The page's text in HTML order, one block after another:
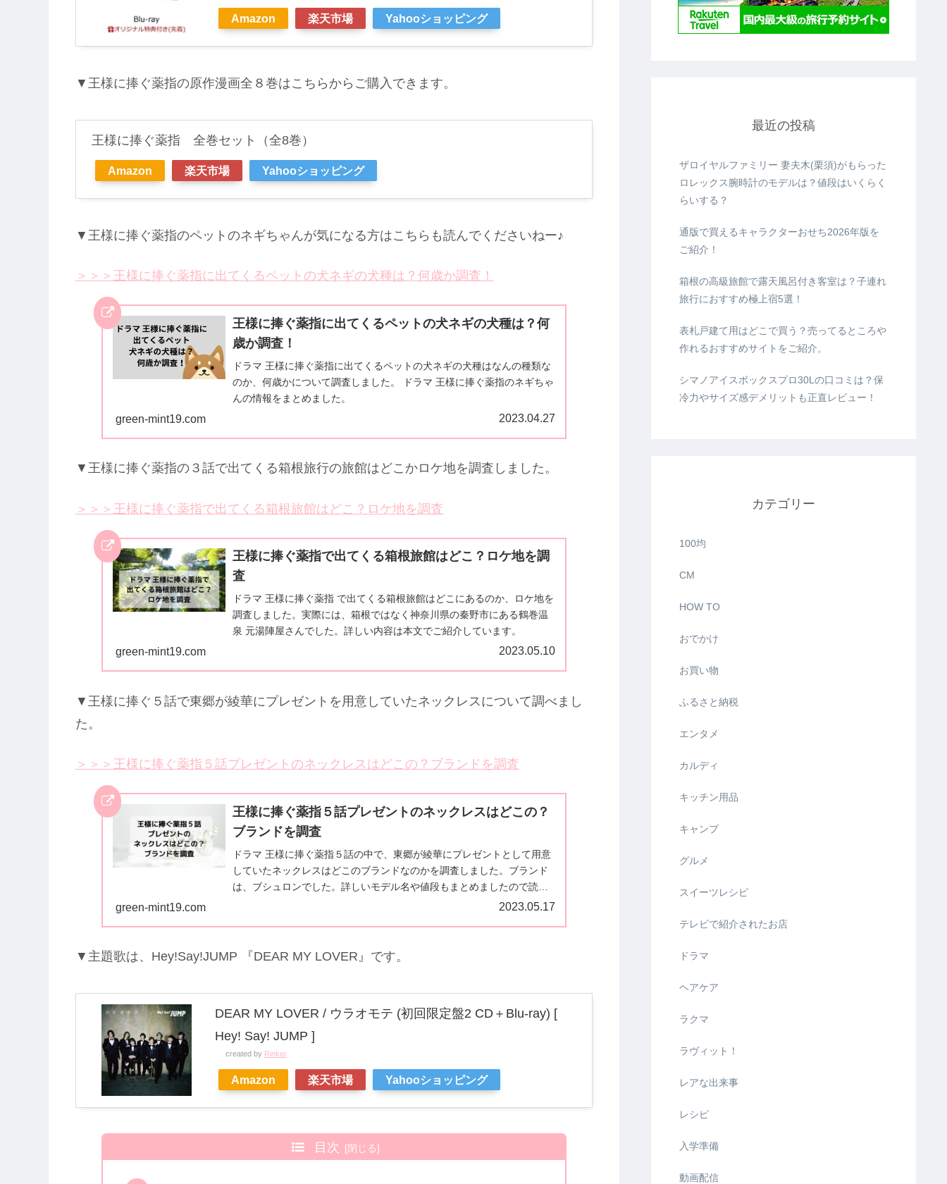
Amazon 楽天市場 Yahooショッピング
▼王様に捧ぐ薬指の原作漫画全８巻はこちらからご購入できます。
王様に捧ぐ薬指 全巻セット（全8巻）
Amazon 楽天市場 Yahooショッピング
▼王様に捧ぐ薬指のペットのネギちゃんが気になる方はこちらも読んでくださいねー♪
＞＞＞王様に捧ぐ薬指に出てくるペットの犬ネギの犬種は？何歳か調査！
王様に捧ぐ薬指に出てくるペットの犬ネギの犬種は？何
歳か調査！
ドラマ 王様に捧ぐ薬指に出てくるペットの犬ネギの犬種はなんの種類な
のか、何歳かについて調査しました。 ドラマ 王様に捧ぐ薬指のネギちゃ
んの情報をまとめました。
green-mint19.com 2023.04.27
▼王様に捧ぐ薬指の３話で出てくる箱根旅行の旅館はどこかロケ地を調査しました。
＞＞＞王様に捧ぐ薬指で出てくる箱根旅館はどこ？ロケ地を調査
王様に捧ぐ薬指で出てくる箱根旅館はどこ？ロケ地を調
査
ドラマ 王様に捧ぐ薬指 で出てくる箱根旅館はどこにあるのか、ロケ地を
調査しました。実際には、箱根ではなく神奈川県の秦野市にある鶴巻温
泉 元湯陣屋さんでした。詳しい内容は本文でご紹介しています。
green-mint19.com 2023.05.10
▼王様に捧ぐ５話で東郷が綾華にプレゼントを用意していたネックレスについて調べまし
た。
＞＞＞王様に捧ぐ薬指５話プレゼントのネックレスはどこの？ブランドを調査
王様に捧ぐ薬指５話プレゼントのネックレスはどこの？
ブランドを調査
ドラマ 王様に捧ぐ薬指５話の中で、東郷が綾華にプレゼントとして用意
していたネックレスはどこのブランドなのかを調査しました。ブランド
は、ブシュロンでした。詳しいモデル名や値段もまとめましたので読ん
green-mint19.com 2023.05.17
▼主題歌は、Hey!Say!JUMP 『DEAR MY LOVER』です。
DEAR MY LOVER / ウラオモテ (初回限定盤2 CD＋Blu-ray) [
Hey! Say! JUMP ]
created by Rinker
Amazon 楽天市場 Yahooショッピング
目次
最近の投稿
ザロイヤルファミリー 妻夫木(栗須)がもらった
ロレックス腕時計のモデルは？値段はいくらく
らいする？
通版で買えるキャラクターおせち2026年版を
ご紹介！
箱根の高級旅館で露天風呂付き客室は？子連れ
旅行におすすめ極上宿5選！
表札戸建て用はどこで買う？売ってるところや
作れるおすすめサイトをご紹介。
シマノアイスボックスプロ30Lの口コミは？保
冷力やサイズ感デメリットも正直レビュー！
カテゴリー
100均
CM
HOW TO
おでかけ
お買い物
ふるさと納税
エンタメ
カルディ
キッチン用品
キャンプ
グルメ
スイーツレシピ
テレビで紹介されたお店
ドラマ
ヘアケア
ラクマ
ラヴィット！
レアな出来事
レシピ
入学準備
動画配信